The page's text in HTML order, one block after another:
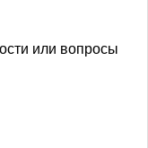
или вопросы